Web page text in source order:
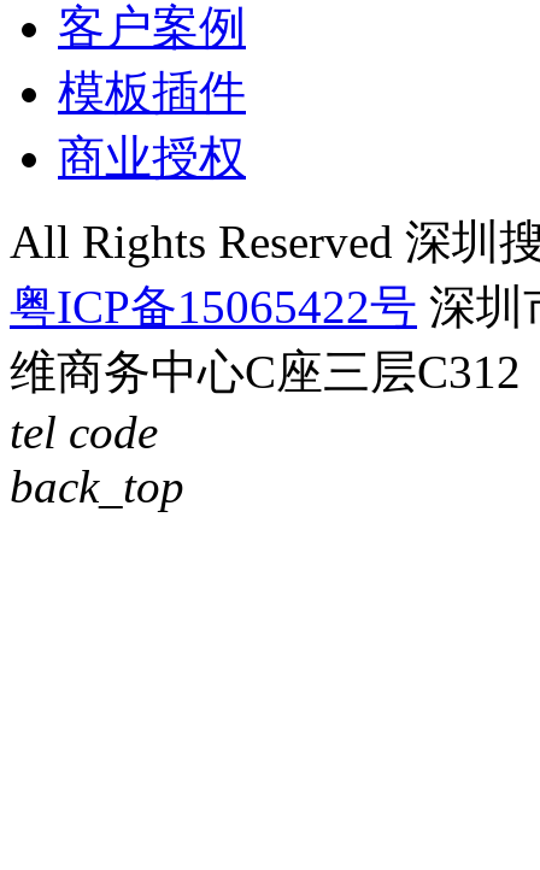
客户案例
模板插件
商业授权
All Rights Reserved 深圳
粤ICP备15065422号 深圳
维商务中心C座三层C312
tel code
back_top